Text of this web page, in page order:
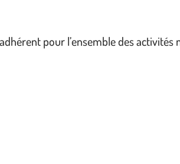
pour l’ensemble des activités